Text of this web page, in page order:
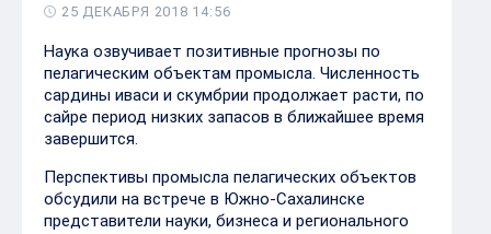
25 ДЕКАБРЯ 2018 14:56
Наука озвучивает позитивные прогнозы по
пелагическим объектам промысла. Численность
сардины иваси и скумбрии продолжает расти, по
сайре период низких запасов в ближайшее время
завершится.
Перспективы промысла пелагических объектов
обсудили на встрече в Южно-Сахалинске
представители науки, бизнеса и регионального